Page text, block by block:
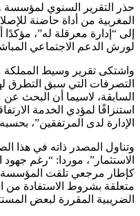
حذر التقرير السنوي لمؤسسة
المغربية من أداة حاضنة
إلى “إدارة معرقلة له”، مؤكدًا
لورش الدعم الاجتماعي
واشتكى تقرير وسيط المملكة
التصرفات التي سبق التطرق
السابقة، لاسيما أن البحث عن
استنزافًا لمؤدي الخدمة
الإدارة لدى المرتفقين”،
وتناول المصدر ذاته في هذا
الاستثمار”، موردا: “رغم
كإطار مرجعي تلقت
متعلقة بشروط الاستفادة من
الضريبية المقررة لبعض